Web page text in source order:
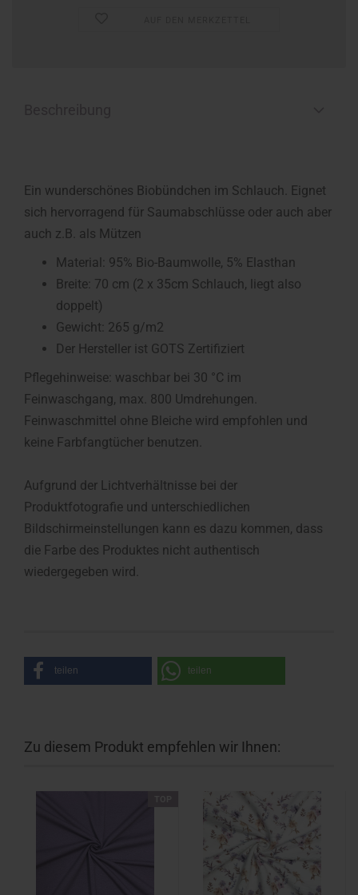
Ein wunderschönes Biobündchen im Schlauch. Eignet
sich hervorragend für Saumabschlüsse oder auch aber
auch z.B. als Mützen
Material: 95% Bio-Baumwolle, 5% Elasthan
Breite: 70 cm (2 x 35cm Schlauch, liegt also
doppelt)
Gewicht: 265 g/m2
Der Hersteller ist GOTS Zertifiziert
Pflegehinweise: waschbar bei 30 °C im
Feinwaschgang, max. 800 Umdrehungen.
Feinwaschmittel ohne Bleiche wird empfohlen und
keine Farbfangtücher benutzen.
Aufgrund der Lichtverhältnisse bei der
Produktfotografie und unterschiedlichen
Bildschirmeinstellungen kann es dazu kommen, dass
die Farbe des Produktes nicht authentisch
wiedergegeben wird.
teilen teilen
Zu diesem Produkt empfehlen wir Ihnen: